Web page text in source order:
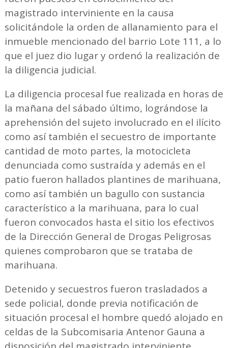
magistrado interviniente en la causa
solicitándole la orden de allanamiento para el
inmueble mencionado del barrio Lote 111, a lo
que el juez dio lugar y ordenó la realización de
la diligencia judicial.
La diligencia procesal fue realizada en horas de
la mañana del sábado último, lográndose la
aprehensión del sujeto involucrado en el ilícito
como así también el secuestro de importante
cantidad de moto partes, la motocicleta
denunciada como sustraída y además en el
patio fueron hallados plantines de marihuana,
como así también un bagullo con sustancia
característico a la marihuana, para lo cual
fueron convocados hasta el sitio los efectivos
de la Dirección General de Drogas Peligrosas
quienes comprobaron que se trataba de
marihuana.
Detenido y secuestros fueron trasladados a
sede policial, donde previa notificación de
situación procesal el hombre quedó alojado en
celdas de la Subcomisaria Antenor Gauna a